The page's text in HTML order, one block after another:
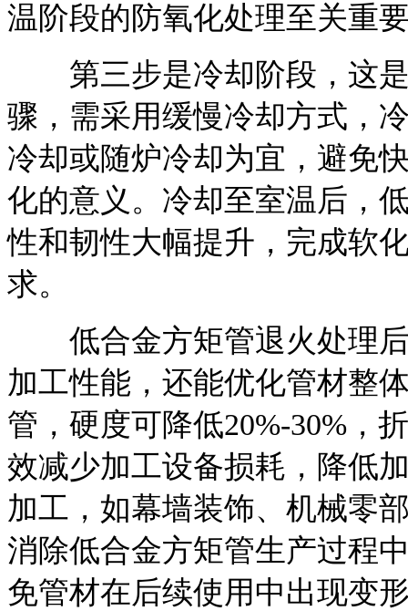
温阶段的防氧化处理至关重
第三步是冷却阶段，这是
骤，需采用缓慢冷却方式，
冷却或随炉冷却为宜，避免
化的意义。冷却至室温后，
性和韧性大幅提升，完成软
求。
低合金方矩管退火处理后
加工性能，还能优化管材整
管，硬度可降低20%-30%，
效减少加工设备损耗，降低
加工，如幕墙装饰、机械零
消除低合金方矩管生产过程
免管材在后续使用中出现变